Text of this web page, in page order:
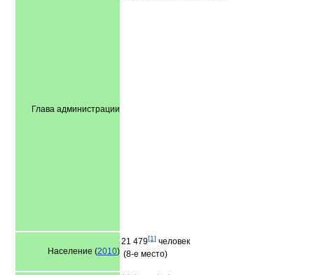
Глава администрации
Население (2010)
21 479[1] человек
(8-е место)